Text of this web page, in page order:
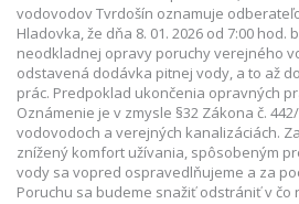
vodovodov Tvrdošín oznamuje
Hladovka, že dňa 8. 01. 2026 od 7:00
neodkladnej opravy poruchy verejného
odstavená dodávka pitnej vody, a to až
prác. Predpoklad ukončenia opravných
Oznámenie je v zmysle §32 Zákona č.
vodovodoch a verejných kanalizáciách.
znížený komfort užívania, spôsobeným
vody sa vopred ospravedlňujeme a za
Poruchu sa budeme snažiť odstrániť v čo